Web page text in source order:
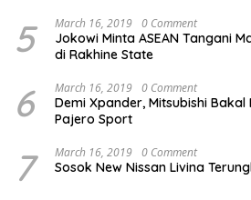
5 March 16, 2019 0 Comment
Jokowi Minta ASEAN Tangani
di Rakhine State
6 March 16, 2019 0 Comment
Demi Xpander, Mitsubishi
Pajero Sport
7 March 16, 2019 0 Comment
Sosok New Nissan Livina